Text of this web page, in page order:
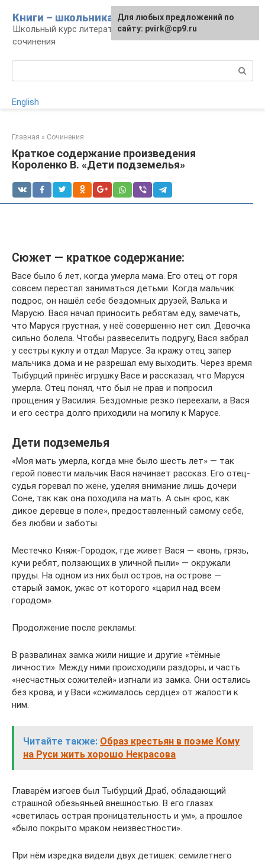
контенту
Книги – школьникам
Школьный курс литературы: уроки и
сочинения
English
Главная » Сочинения
Краткое содержание произведения
Короленко В. «Дети подземелья»
Сюжет — краткое содержание:
Васе было 6 лет, когда умерла мама. Его отец от горя
совсем перестал заниматься детьми. Когда мальчик
подрос, он нашёл себе бездомных друзей, Валька и
Марусю. Вася начал приносить ребятам еду, замечать,
что Маруся грустная, у неё совершенно нет сил. Девочка
сильно болела. Чтобы развеселить подругу, Вася забрал
у сестры куклу и отдал Марусе. За кражу отец запер
мальчика дома и не разрешал ему выходить. Через время
Тыбурций принёс игрушку Васе и рассказал, что Маруся
умерла. Отец понял, что был не прав и попросил
прощения у Василия. Бездомные резко переехали, а Вася
и его сестра долго приходили на могилу к Марусе.
Дети подземелья
«Моя мать умерла, когда мне было шесть лет» — так
герой повести мальчик Вася начинает рассказ. Его отец-
судья горевал по жене, уделяя внимание лишь дочери
Соне, так как она походила на мать. А сын «рос, как
дикое деревце в поле», предоставленный самому себе,
без любви и заботы.
Местечко Княж-Городок, где живет Вася — «вонь, грязь,
кучи ребят, ползающих в уличной пыли» — окружали
пруды. На одном из них был остров, на острове —
старый замок, ужас от которого «царил над всем
городом».
Продолжение после рекламы:
В развалинах замка жили нищие и другие «тёмные
личности». Между ними происходили раздоры, и часть
«несчастных сожителей» изгнали из замка. Они остались
без крова, и у Васи «сжималось сердце» от жалости к
ним.
Читайте также: Образ крестьян в поэме Кому
на Руси жить хорошо Некрасова
Главарём изгоев был Тыбурций Драб, обладающий
страшной обезьяньей внешностью. В его глазах
«светилась острая проница­тельность и ум», а прошлое
«было покрыто мраком неизвестности».
При нём изредка видели двух детишек: семилетнего
Для любых предложений по
сайту: pvirk@cp9.ru